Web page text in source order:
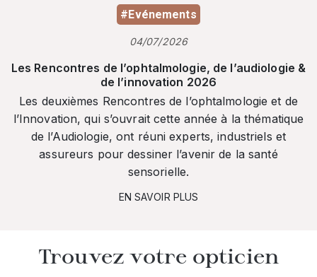
#Evénements
04/07/2026
Les Rencontres de l’ophtalmologie, de l’audiologie &
de l’innovation 2026
Les deuxièmes Rencontres de l’ophtalmologie et de
l’Innovation, qui s’ouvrait cette année à la thématique
de l’Audiologie, ont réuni experts, industriels et
assureurs pour dessiner l’avenir de la santé
sensorielle.
EN SAVOIR PLUS
Trouvez votre opticien